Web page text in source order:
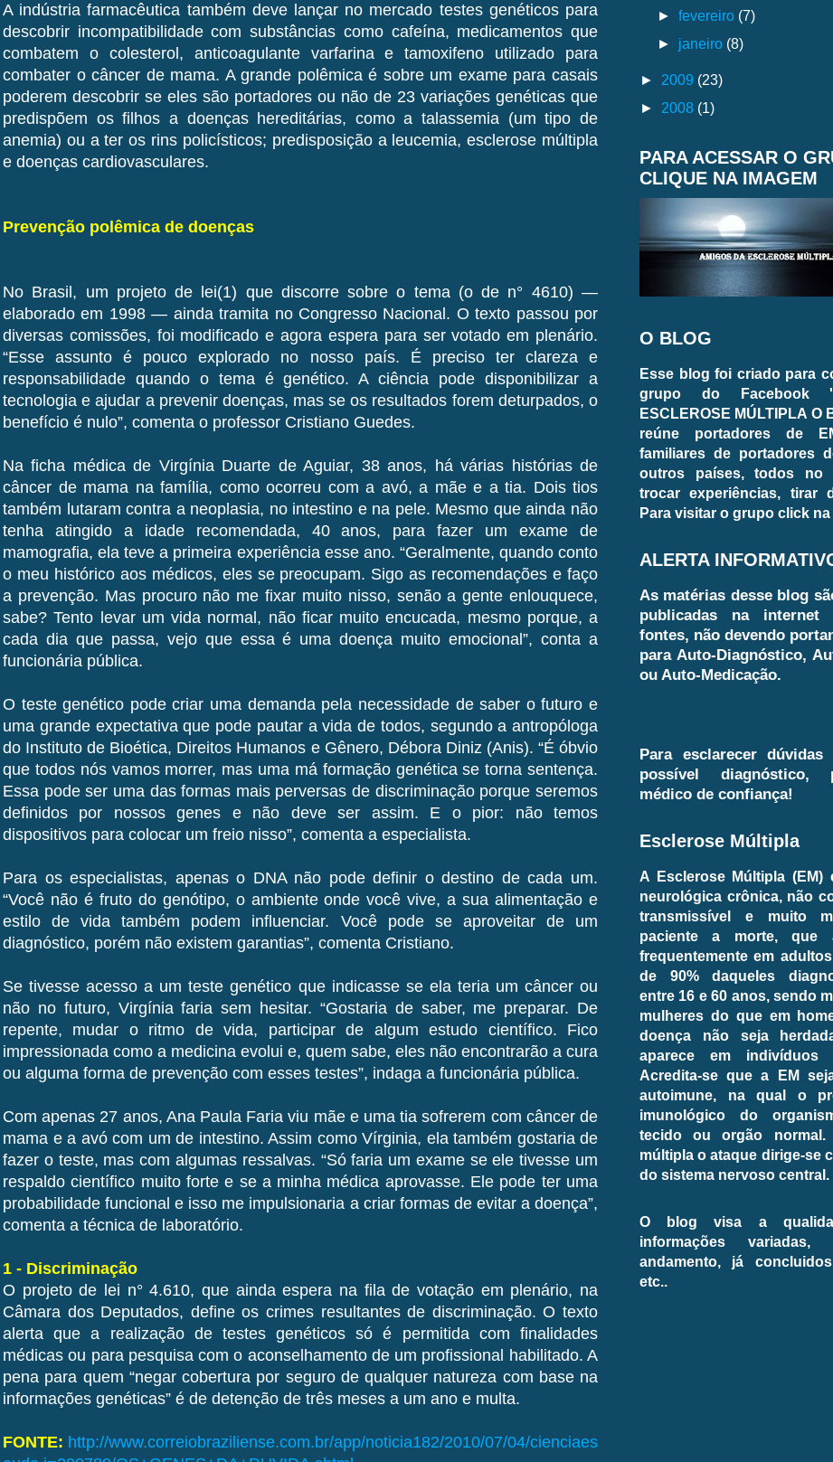
A indústria farmacêutica também deve lançar no mercado testes genéticos para
descobrir incompatibilidade com substâncias como cafeína, medicamentos que
combatem o colesterol, anticoagulante varfarina e tamoxifeno utilizado para
combater o câncer de mama. A grande polêmica é sobre um exame para casais
poderem descobrir se eles são portadores ou não de 23 variações genéticas que
predispõem os filhos a doenças hereditárias, como a talassemia (um tipo de
anemia) ou a ter os rins policísticos; predisposição a leucemia, esclerose múltipla
e doenças cardiovasculares.
Prevenção polêmica de doenças
No Brasil, um projeto de lei(1) que discorre sobre o tema (o de n° 4610) —
elaborado em 1998 — ainda tramita no Congresso Nacional. O texto passou por
diversas comissões, foi modificado e agora espera para ser votado em plenário.
“Esse assunto é pouco explorado no nosso país. É preciso ter clareza e
responsabilidade quando o tema é genético. A ciência pode disponibilizar a
tecnologia e ajudar a prevenir doenças, mas se os resultados forem deturpados, o
benefício é nulo”, comenta o professor Cristiano Guedes.
Na ficha médica de Virgínia Duarte de Aguiar, 38 anos, há várias histórias de
câncer de mama na família, como ocorreu com a avó, a mãe e a tia. Dois tios
também lutaram contra a neoplasia, no intestino e na pele. Mesmo que ainda não
tenha atingido a idade recomendada, 40 anos, para fazer um exame de
mamografia, ela teve a primeira experiência esse ano. “Geralmente, quando conto
o meu histórico aos médicos, eles se preocupam. Sigo as recomendações e faço
a prevenção. Mas procuro não me fixar muito nisso, senão a gente enlouquece,
sabe? Tento levar um vida normal, não ficar muito encucada, mesmo porque, a
cada dia que passa, vejo que essa é uma doença muito emocional”, conta a
funcionária pública.
O teste genético pode criar uma demanda pela necessidade de saber o futuro e
uma grande expectativa que pode pautar a vida de todos, segundo a antropóloga
do Instituto de Bioética, Direitos Humanos e Gênero, Débora Diniz (Anis). “É óbvio
que todos nós vamos morrer, mas uma má formação genética se torna sentença.
Essa pode ser uma das formas mais perversas de discriminação porque seremos
definidos por nossos genes e não deve ser assim. E o pior: não temos
dispositivos para colocar um freio nisso”, comenta a especialista.
Para os especialistas, apenas o DNA não pode definir o destino de cada um.
“Você não é fruto do genótipo, o ambiente onde você vive, a sua alimentação e
estilo de vida também podem influenciar. Você pode se aproveitar de um
diagnóstico, porém não existem garantias”, comenta Cristiano.
Se tivesse acesso a um teste genético que indicasse se ela teria um câncer ou
não no futuro, Virgínia faria sem hesitar. “Gostaria de saber, me preparar. De
repente, mudar o ritmo de vida, participar de algum estudo científico. Fico
impressionada como a medicina evolui e, quem sabe, eles não encontrarão a cura
ou alguma forma de prevenção com esses testes”, indaga a funcionária pública.
Com apenas 27 anos, Ana Paula Faria viu mãe e uma tia sofrerem com câncer de
mama e a avó com um de intestino. Assim como Vírginia, ela também gostaria de
fazer o teste, mas com algumas ressalvas. “Só faria um exame se ele tivesse um
respaldo científico muito forte e se a minha médica aprovasse. Ele pode ter uma
probabilidade funcional e isso me impulsionaria a criar formas de evitar a doença”,
comenta a técnica de laboratório.
1 - Discriminação
O projeto de lei n° 4.610, que ainda espera na fila de votação em plenário, na
Câmara dos Deputados, define os crimes resultantes de discriminação. O texto
alerta que a realização de testes genéticos só é permitida com finalidades
médicas ou para pesquisa com o aconselhamento de um profissional habilitado. A
pena para quem “negar cobertura por seguro de qualquer natureza com base na
informações genéticas” é de detenção de três meses a um ano e multa.
FONTE: http://www.correiobraziliense.com.br/app/noticia182/2010/07/04/cienciaes
►fevereiro (7)
► janeiro (8)
► 2009 (23)
► 2008 (1)
PARA ACESSAR O
CLIQUE NA IMAGEM
O BLOG
Esse blog foi criado para
grupo do Facebook
ESCLEROSE MÚLTIPLA O
reúne portadores de
familiares de portadores
outros países, todos no
trocar experiências, tirar
Para visitar o grupo click
ALERTA
As matérias desse blog
publicadas na internet
fontes, não devendo
para Auto-Diagnóstico,
ou Auto-Medicação.
Para esclarecer
possível diagnóstico,
médico de confiança!
Esclerose Múltipla
A Esclerose Múltipla (EM)
neurológica crônica, não
transmissível e muito
paciente a morte, que
frequentemente em
de 90% daqueles
entre 16 e 60 anos, sendo
mulheres do que em
doença não seja
aparece em indivíduos
Acredita-se que a EM
autoimune, na qual o
imunológico do
tecido ou orgão normal.
múltipla o ataque dirige-se
do sistema nervoso central.
O blog visa a
informações
andamento, já
etc..